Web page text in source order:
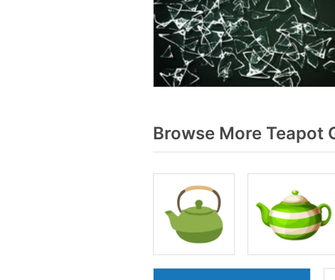
Browse More Teapot